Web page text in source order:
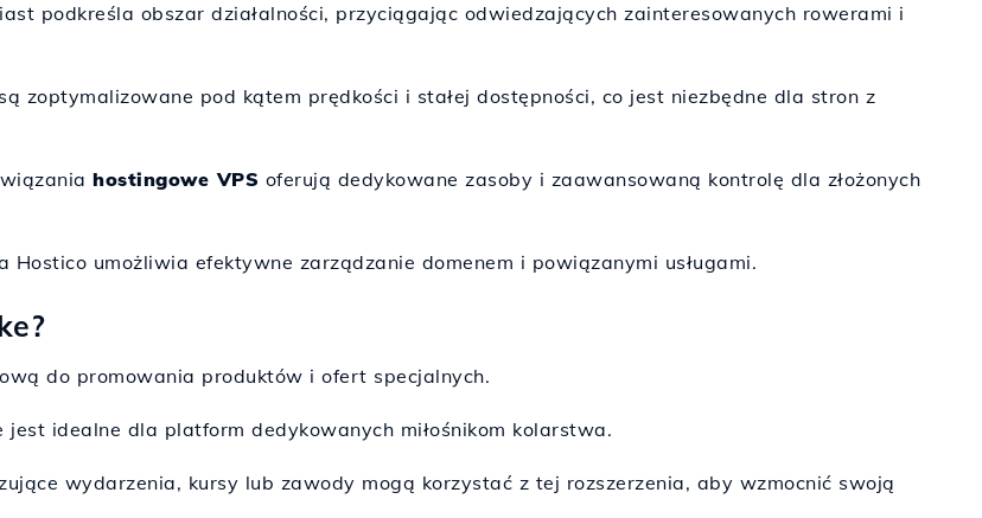
podkreśla obszar działalności, przyciągając odwiedzających zainteresowanych rowerami i
zoptymalizowane pod kątem prędkości i stałej dostępności, co jest niezbędne dla stron z
hostingowe VPS oferują dedykowane zasoby i zaawansowaną kontrolę dla złożonych
Hostico umożliwia efektywne zarządzanie domenem i powiązanymi usługami.
do promowania produktów i ofert specjalnych.
jest idealne dla platform dedykowanych miłośnikom kolarstwa.
wydarzenia, kursy lub zawody mogą korzystać z tej rozszerzenia, aby wzmocnić swoją